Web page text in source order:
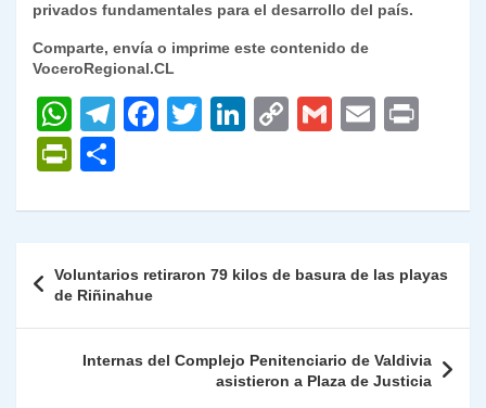
privados fundamentales para el desarrollo del país.
Comparte, envía o imprime este contenido de
VoceroRegional.CL
W
h
at
s
p
p
T
gr
m
F
e
o
o
k
T
er
Li
e
n
C
y
n
k
G
l
E
l
P
nt
Fr
ie
n
dl
m
p
ar
tir
de
entradas
Voluntarios retiraron 79 kilos de basura de las playas
de Riñinahue
Internas del Complejo Penitenciario de Valdivia
asistieron a Plaza de Justicia